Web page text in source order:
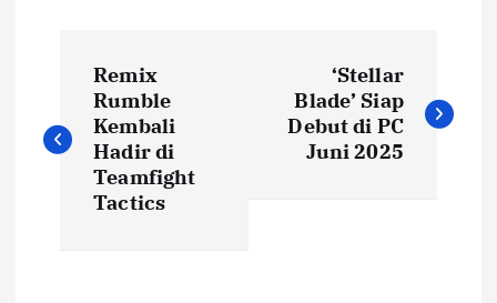
o
s
Remix
Rumble
Kembali
Hadir di
Teamfight
Tactics
‘Stellar
Blade’ Siap
Debut di PC
Juni 2025